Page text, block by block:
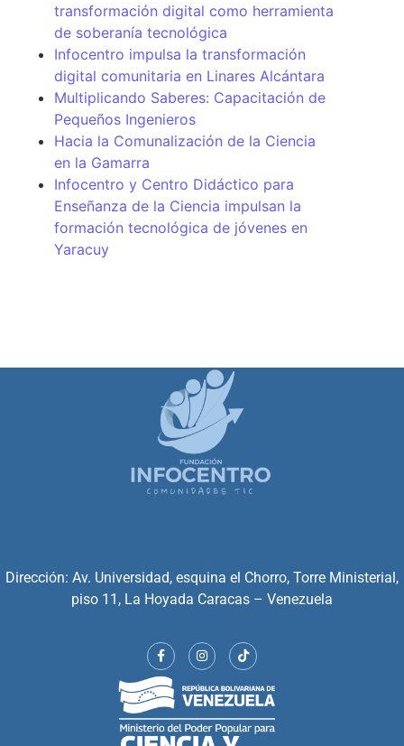
transformación digital como herramienta
de soberanía tecnológica
Infocentro impulsa la transformación
digital comunitaria en Linares Alcántara
Multiplicando Saberes: Capacitación de
Pequeños Ingenieros
Hacia la Comunalización de la Ciencia
en la Gamarra
Infocentro y Centro Didáctico para
Enseñanza de la Ciencia impulsan la
formación tecnológica de jóvenes en
Yaracuy
Dirección: Av. Universidad, esquina el Chorro, Torre Ministerial,
piso 11, La Hoyada Caracas – Venezuela